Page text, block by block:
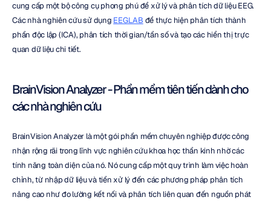
cung cấp một bộ công cụ phong phú để xử lý và phân tích dữ liệu EEG.
Các nhà nghiên cứu sử dụng EEGLAB để thực hiện phân tích thành
phần độc lập (ICA), phân tích thời gian/tần số và tạo các hiển thị trực
quan dữ liệu chi tiết.
BrainVision Analyzer - Phần mềm tiên tiến dành cho
các nhà nghiên cứu
BrainVision Analyzer là một gói phần mềm chuyên nghiệp được công
nhận rộng rãi trong lĩnh vực nghiên cứu khoa học thần kinh nhờ các
tính năng toàn diện của nó. Nó cung cấp một quy trình làm việc hoàn
chỉnh, từ nhập dữ liệu và tiền xử lý đến các phương pháp phân tích
nâng cao như đo lường kết nối và phân tích liên quan đến nguồn phát